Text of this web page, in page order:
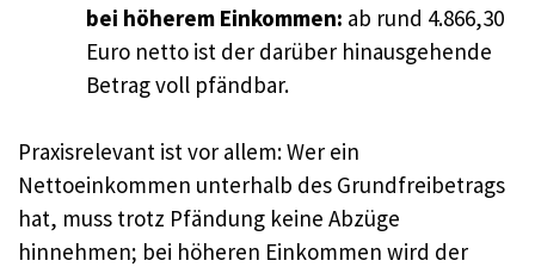
bei höherem Einkommen: ab rund 4.866,30
Euro netto ist der darüber hinausgehende
Betrag voll pfändbar.
Praxisrelevant ist vor allem: Wer ein
Nettoeinkommen unterhalb des Grundfreibetrags
hat, muss trotz Pfändung keine Abzüge
hinnehmen; bei höheren Einkommen wird der